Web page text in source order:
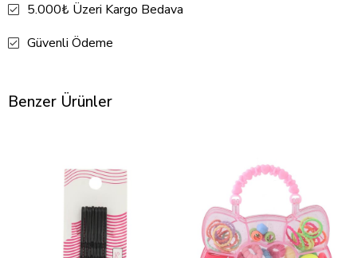
5.000₺ Üzeri Kargo Bedava
Güvenli Ödeme
Benzer Ürünler